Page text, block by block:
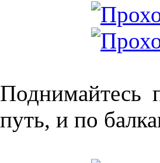
Поднимайтесь
путь, и по